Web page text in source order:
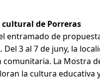
de Porreras
entramado de
3 al 7 de juny, la
La Mostra
la cultura